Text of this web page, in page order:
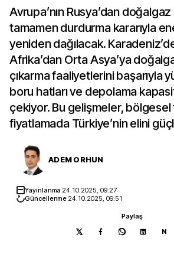
Avrupa’nın Rusya’dan doğalgaz
tamamen durdurma kararıyla
yeniden dağılacak.
Afrika’dan Orta Asya’ya
çıkarma faaliyetlerini başarıyla
boru hatları ve depolama
çekiyor. Bu gelişmeler,
fiyatlamada Türkiye’nin elini
ADEM ORHUN
Yayınlanma 24.10.2025, 09:27
Güncellenme 24.10.2025, 09:51
Paylaş
N